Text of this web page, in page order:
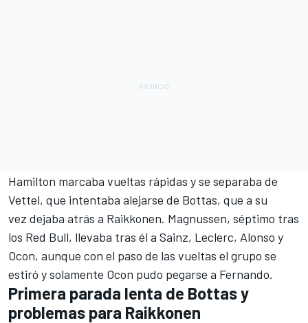
Hamilton marcaba vueltas rápidas y se separaba de
Vettel, que intentaba alejarse de Bottas, que a su
vez dejaba atrás a Raikkonen. Magnussen, séptimo tras
los Red Bull, llevaba tras él a Sainz, Leclerc, Alonso y
Ocon, aunque con el paso de las vueltas el grupo se
estiró y solamente Ocon pudo pegarse a Fernando.
Primera parada lenta de Bottas y
problemas para Raikkonen